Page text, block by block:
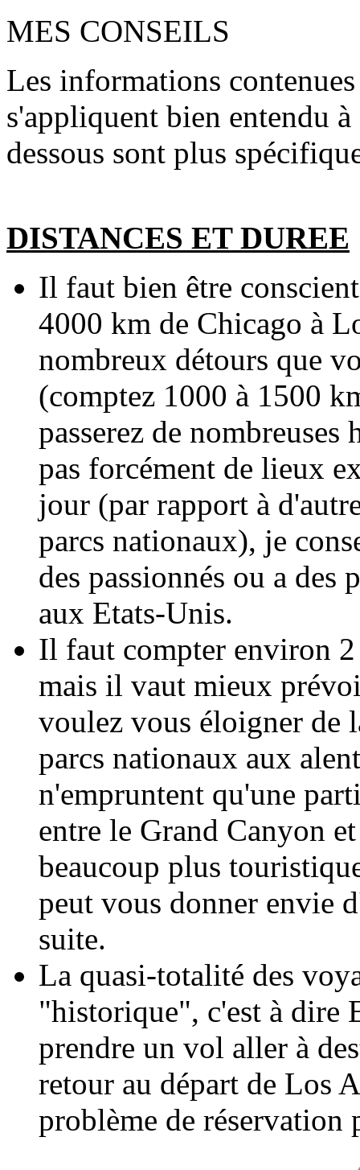
MES CONSEILS
Les informations
s'appliquent bien entendu
dessous sont plus
DISTANCES ET DUREE
Il faut bien être
4000 km de Chicago à
nombreux détours que
(comptez 1000 à 1500
passerez de
pas forcément de lieux
jour (par rapport à
parcs nationaux), je
des passionnés ou a des
aux Etats-Unis.
Il faut compter environ
mais il vaut mieux
voulez vous éloigner de
parcs nationaux aux
n'empruntent qu'une
entre le Grand Canyon
beaucoup plus
peut vous donner envie
suite.
La quasi-totalité des
"historique", c'est à dire
prendre un vol aller à
retour au départ de Los
problème de réservation